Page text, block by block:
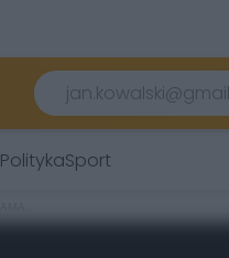
PolitykaSport